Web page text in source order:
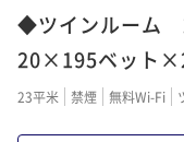
泊り≫
◆ツインルーム
20×195ベット
23平米 禁煙 無料Wi-Fi